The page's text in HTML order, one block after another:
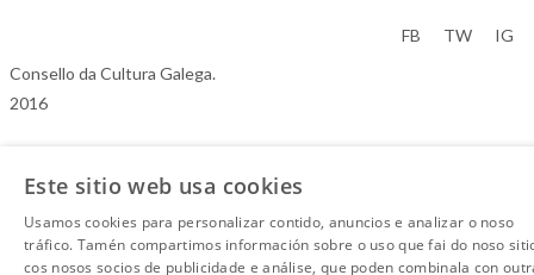
Consello da Cultura Galega.
2016
FB TW IG
Este sitio web usa cookies
Usamos cookies para personalizar contido, anuncios e analizar o noso
tráfico. Tamén compartimos información sobre o uso que fai do noso
cos nosos socios de publicidade e análise, que poden combinala con